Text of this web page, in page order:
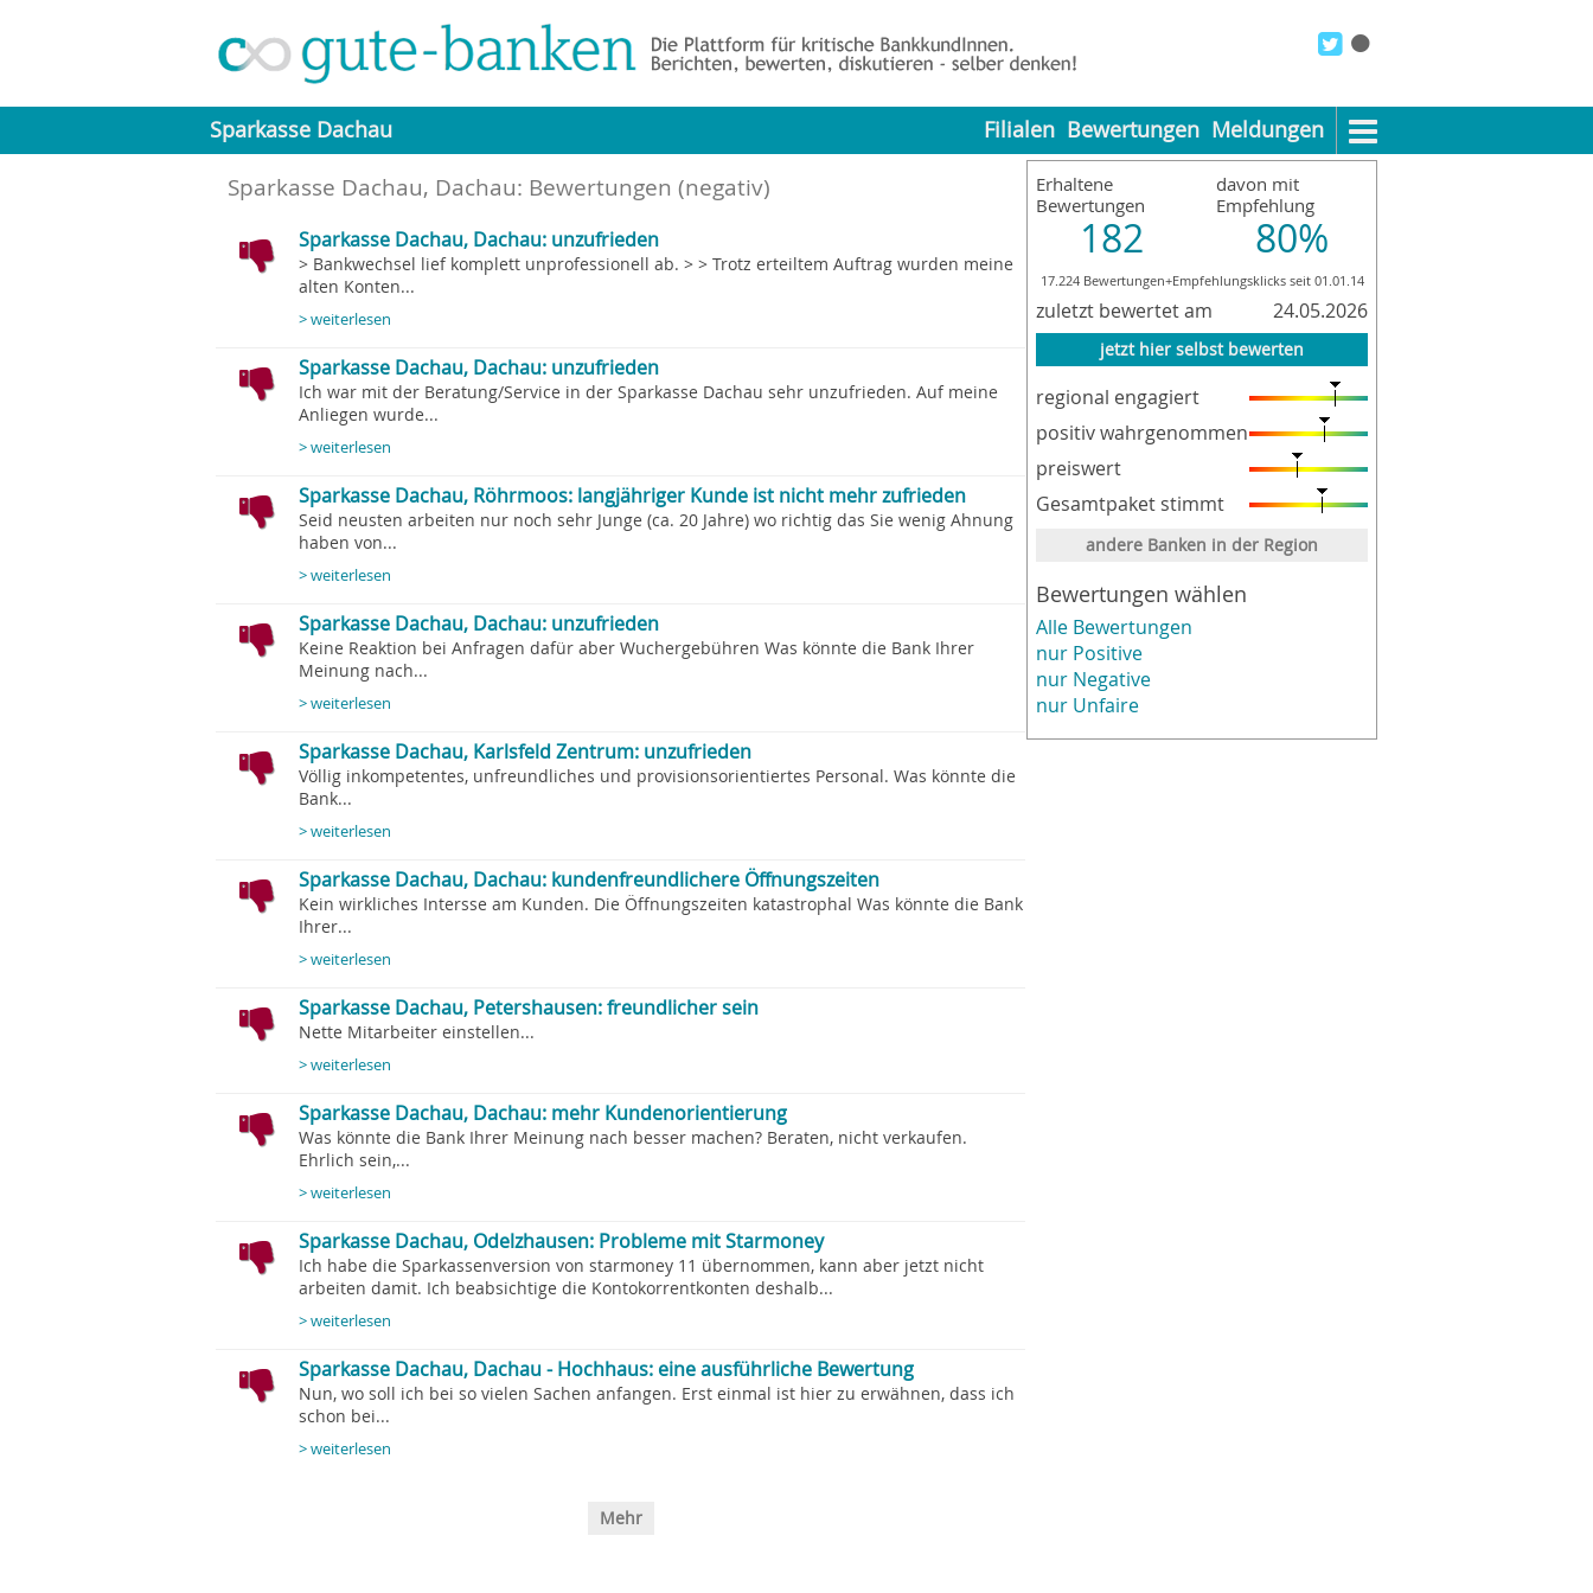
Sparkasse Dachau Filialen Bewertungen Meldungen
Erhaltene
Bewertungen
182
davon mit
Empfehlung
80%
17.224 Bewertungen+Empfehlungsklicks seit 01.01.14
zuletzt bewertet am 24.05.2026
jetzt hier selbst bewerten
regional engagiert
positiv wahrgenommen
preiswert
Gesamtpaket stimmt
andere Banken in der Region
Bewertungen wählen
Alle Bewertungen
nur Positive
nur Negative
nur Unfaire
Sparkasse Dachau, Dachau: Bewertungen (negativ)
Sparkasse Dachau, Dachau: unzufrieden
> Bankwechsel lief komplett unprofessionell ab. > > Trotz erteiltem Auftrag wurden meine
alten Konten...
> weiterlesen
Sparkasse Dachau, Dachau: unzufrieden
Ich war mit der Beratung/Service in der Sparkasse Dachau sehr unzufrieden. Auf meine
Anliegen wurde...
> weiterlesen
Sparkasse Dachau, Röhrmoos: langjähriger Kunde ist nicht mehr zufrieden
Seid neusten arbeiten nur noch sehr Junge (ca. 20 Jahre) wo richtig das Sie wenig Ahnung
haben von...
> weiterlesen
Sparkasse Dachau, Dachau: unzufrieden
Keine Reaktion bei Anfragen dafür aber Wuchergebühren Was könnte die Bank Ihrer
Meinung nach...
> weiterlesen
Sparkasse Dachau, Karlsfeld Zentrum: unzufrieden
Völlig inkompetentes, unfreundliches und provisionsorientiertes Personal. Was könnte die
Bank...
> weiterlesen
Sparkasse Dachau, Dachau: kundenfreundlichere Öffnungszeiten
Kein wirkliches Intersse am Kunden. Die Öffnungszeiten katastrophal Was könnte die Bank
Ihrer...
> weiterlesen
Sparkasse Dachau, Petershausen: freundlicher sein
Nette Mitarbeiter einstellen...
> weiterlesen
Sparkasse Dachau, Dachau: mehr Kundenorientierung
Was könnte die Bank Ihrer Meinung nach besser machen? Beraten, nicht verkaufen.
Ehrlich sein,...
> weiterlesen
Sparkasse Dachau, Odelzhausen: Probleme mit Starmoney
Ich habe die Sparkassenversion von starmoney 11 übernommen, kann aber jetzt nicht
arbeiten damit. Ich beabsichtige die Kontokorrentkonten deshalb...
> weiterlesen
Sparkasse Dachau, Dachau - Hochhaus: eine ausführliche Bewertung
Nun, wo soll ich bei so vielen Sachen anfangen. Erst einmal ist hier zu erwähnen, dass ich
schon bei...
> weiterlesen
Mehr